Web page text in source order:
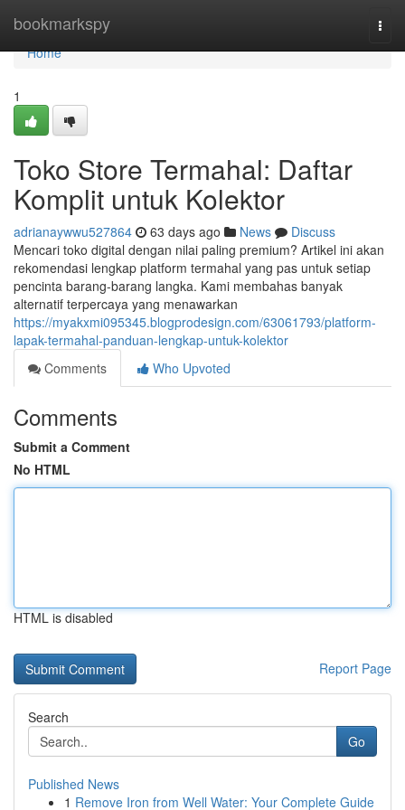
bookmarkspy
Home
Home
1
Toko Store Termahal: Daftar
Komplit untuk Kolektor
adrianaywwu527864 63 days ago News
Discuss
Mencari toko digital dengan nilai paling premium? Artikel ini akan
rekomendasi lengkap platform termahal yang pas untuk setiap
pencinta barang-barang langka. Kami membahas banyak
alternatif terpercaya yang menawarkan
https://myakxmi095345.blogprodesign.com/63061793/platform-
lapak-termahal-panduan-lengkap-untuk-kolektor
Comments
Who Upvoted
Comments
Submit a Comment
No HTML
HTML is disabled
Report Page
Search
Go
Published News
1 Remove Iron from Well Water: Your Complete Guide